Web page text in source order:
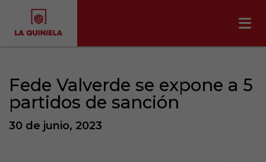
Fede Valverde se expone a 5
partidos de sanción
30 de junio, 2023